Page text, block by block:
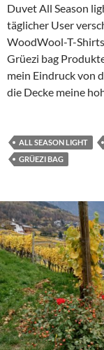
Duvet All Season
täglicher User
WoodWool-T-Shirts
Grüezi bag
mein Eindruck von
die Decke meine
ALL SEASON LIGHT
GRÜEZI BAG